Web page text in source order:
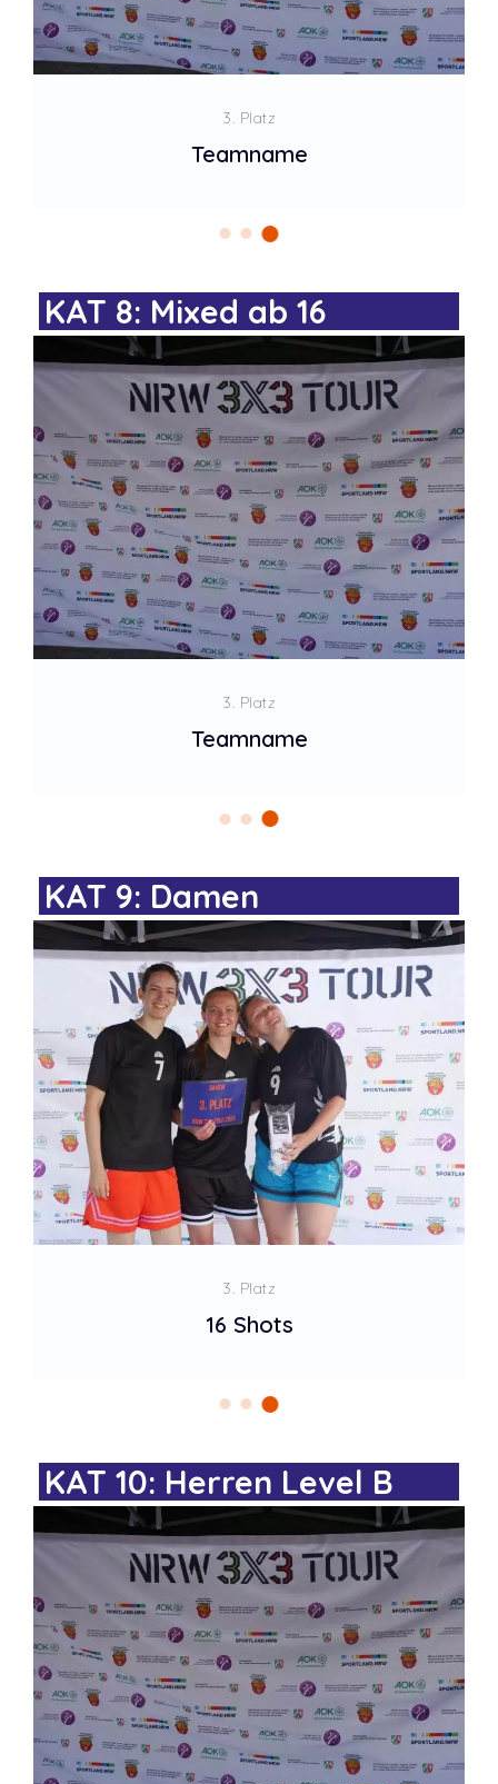
3. Platz
Teamname
KAT 8: Mixed ab 16
3. Platz
Teamname
KAT 9: Damen
3. Platz
16 Shots
KAT 10: Herren Level B